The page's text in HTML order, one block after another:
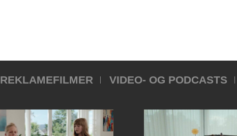
REKLAMEFILMER VIDEO- OG PODCASTS